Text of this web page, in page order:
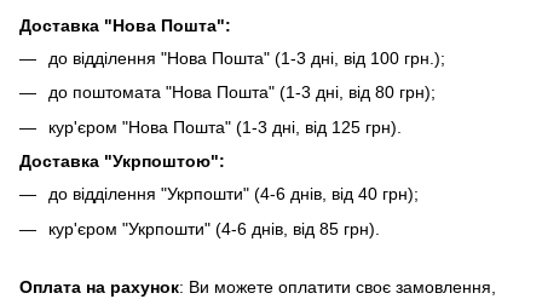
Доставка "Нова Пошта":
до відділення "Нова Пошта" (1-3 дні, від 100 грн.);
до поштомата "Нова Пошта" (1-3 дні, від 80 грн);
кур'єром "Нова Пошта" (1-3 дні, від 125 грн).
Доставка "Укрпоштою":
до відділення "Укрпошти" (4-6 днів, від 40 грн);
кур'єром "Укрпошти" (4-6 днів, від 85 грн).
Оплата на рахунок: Ви можете оплатити своє замовлення,